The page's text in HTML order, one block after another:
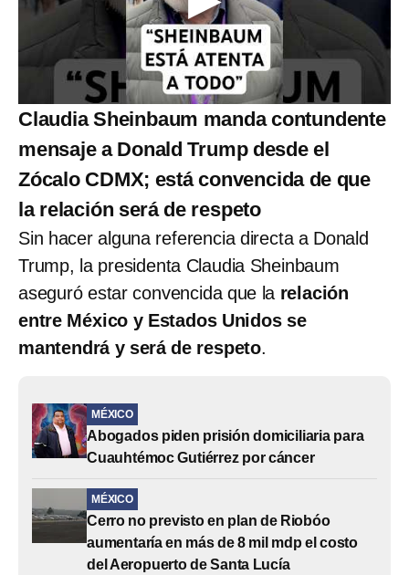
Claudia Sheinbaum manda contundente
mensaje a Donald Trump desde el
Zócalo CDMX; está convencida de que
la relación será de respeto
Sin hacer alguna referencia directa a Donald
Trump, la presidenta Claudia Sheinbaum
aseguró estar convencida que la relación
entre México y Estados Unidos se
mantendrá y será de respeto.
MÉXICO
Abogados piden prisión domiciliaria para
Cuauhtémoc Gutiérrez por cáncer
MÉXICO
Cerro no previsto en plan de Riobóo
aumentaría en más de 8 mil mdp el costo
del Aeropuerto de Santa Lucía